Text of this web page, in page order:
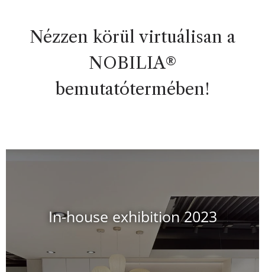
Nézzen körül virtuálisan a
NOBILIA®
bemutatótermében!